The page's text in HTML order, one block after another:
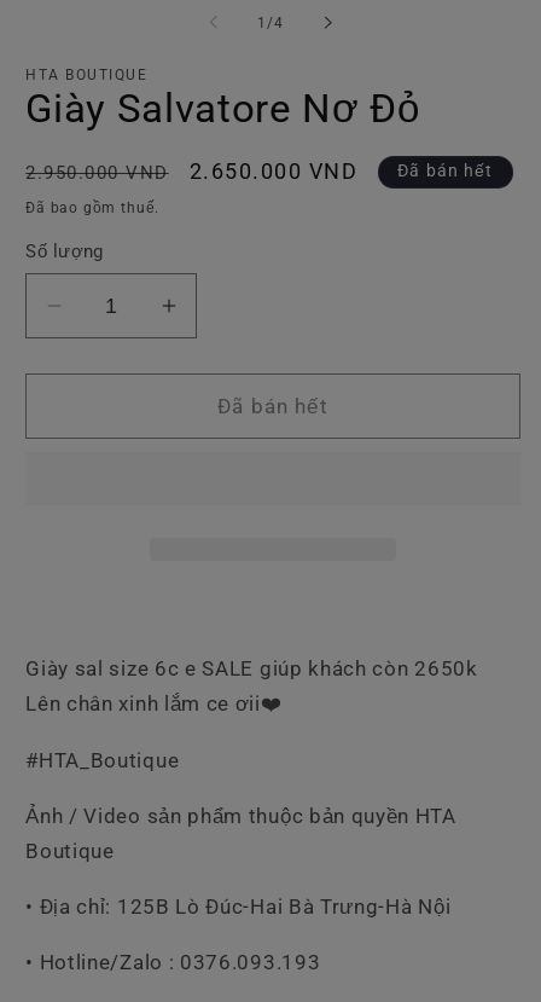
hộp
tương
tác
1/trong
4
HTA BOUTIQUE
Giày Salvatore Nơ Đỏ
Giá
thông
2.950.000 VND
Giá
2.650.000 VND Đã bán hết
Đã bao gồm thuế.
Số lượng
Giảm
số
lượng
Giày
Tăng
số
lượng
Giày
Đã bán hết
Giày sal size 6c e SALE giúp khách còn 2650k
Lên chân xinh lắm ce ơii❤️
#HTA_Boutique
Ảnh / Video sản phẩm thuộc bản quyền HTA
Boutique
• Địa chỉ: 125B Lò Đúc-Hai Bà Trưng-Hà Nội
• Hotline/Zalo : 0376.093.193